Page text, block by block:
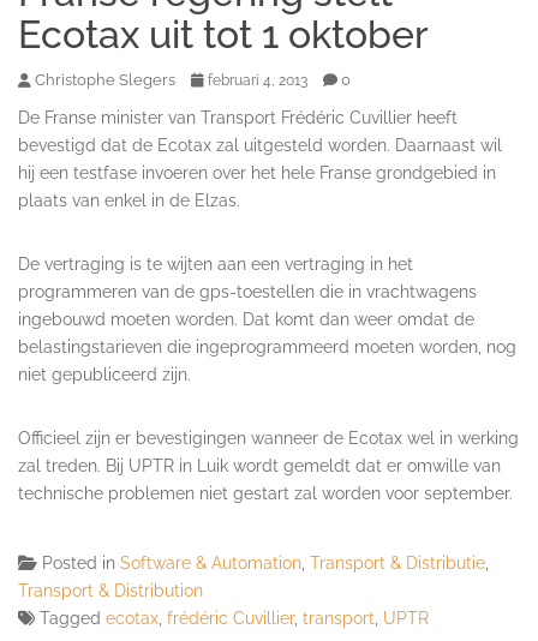
Ecotax uit tot 1 oktober
Christophe Slegers februari 4, 2013 0
De Franse minister van Transport Frédéric Cuvillier heeft
bevestigd dat de Ecotax zal uitgesteld worden. Daarnaast wil
hij een testfase invoeren over het hele Franse grondgebied in
plaats van enkel in de Elzas.
De vertraging is te wijten aan een vertraging in het
programmeren van de gps-toestellen die in vrachtwagens
ingebouwd moeten worden. Dat komt dan weer omdat de
belastingstarieven die ingeprogrammeerd moeten worden, nog
niet gepubliceerd zijn.
Officieel zijn er bevestigingen wanneer de Ecotax wel in werking
zal treden. Bij UPTR in Luik wordt gemeldt dat er omwille van
technische problemen niet gestart zal worden voor september.
Posted in Software & Automation Transport & Distributie
Transport & Distribution
Tagged ecotax frédéric Cuvillier, transport UPTR